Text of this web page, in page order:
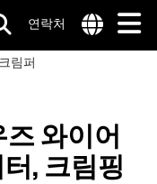
연락처
림퍼
와이어
, 크림핑